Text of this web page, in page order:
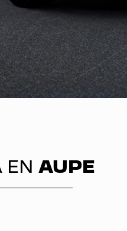
EN AUPE